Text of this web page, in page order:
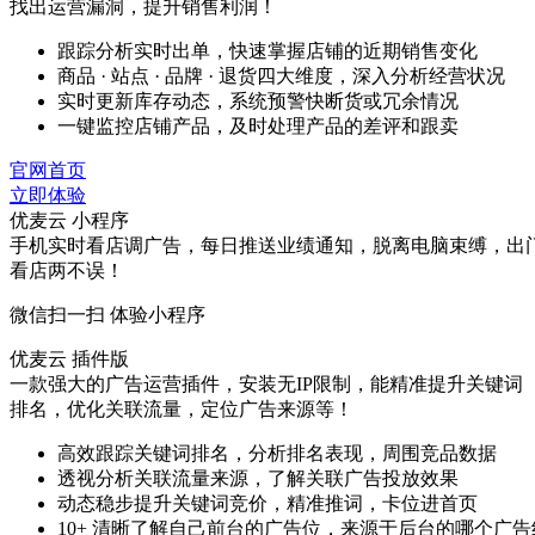
找出运营漏洞，提升销售利润！
跟踪分析实时出单，快速掌握店铺的近期销售变化
商品 · 站点 · 品牌 · 退货四大维度，深入分析经营状况
实时更新库存动态，系统预警快断货或冗余情况
一键监控店铺产品，及时处理产品的差评和跟卖
官网首页
立即体验
优麦云 小程序
手机实时看店调广告，每日推送业绩通知，脱离电脑束缚，出
看店两不误！
微信扫一扫 体验小程序
优麦云 插件版
一款强大的广告运营插件，安装无IP限制，能精准提升关键词
排名，优化关联流量，定位广告来源等！
高效跟踪关键词排名，分析排名表现，周围竞品数据
透视分析关联流量来源，了解关联广告投放效果
动态稳步提升关键词竞价，精准推词，卡位进首页
10+ 清晰了解自己前台的广告位，来源于后台的哪个广告